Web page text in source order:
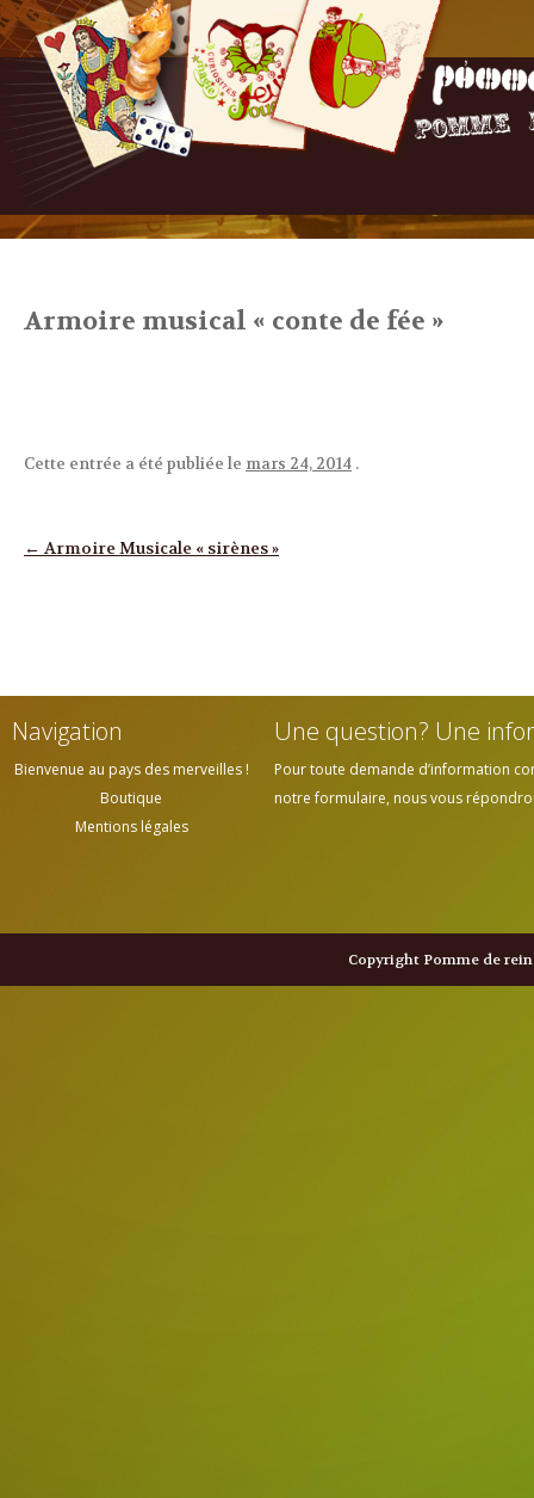
Armoire musical « conte de fée »
Cette entrée a été publiée le mars 24, 2014 .
Navigation des articles
← Armoire Musicale « sirènes »
Navigation
Bienvenue au pays des merveilles !
Boutique
Mentions légales
Une question? Une
Pour toute demande d’information
notre formulaire, nous vous
Copyright Pomme de